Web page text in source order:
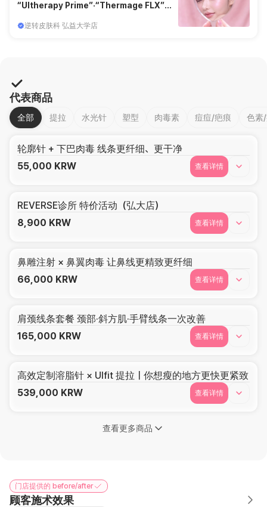
“Ultherapy Prime”·“Thermage FLX”
逆转皮肤科 弘益大学店
代表商品
全部 提拉 水光针 塑型 肉毒素 痘痘/疤痕 色素
轮廓针 + 下巴肉毒 线条更纤细、更干净
55,000 KRW 查看详情
REVERSE诊所 特价活动（弘大店）
8,900 KRW 查看详情
鼻雕注射 × 鼻翼肉毒 让鼻线更精致更纤细
66,000 KRW 查看详情
肩颈线条套餐 颈部·斜方肌·手臂线条一次改善
165,000 KRW 查看详情
高效定制溶脂针 × Ulfit 提拉｜你想瘦的地方更快更紧致
539,000 KRW 查看详情
查看更多商品
门店提供的 before/after
顾客施术效果